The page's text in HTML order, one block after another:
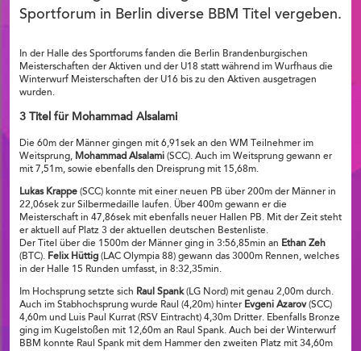
Sportforum in Berlin diverse BBM Titel vergeben.
In der Halle des Sportforums fanden die Berlin Brandenburgischen
Meisterschaften der Aktiven und der U18 statt während im Wurfhaus die
Winterwurf Meisterschaften der U16 bis zu den Aktiven ausgetragen
wurden.
3 Titel für Mohammad Alsalami
Die 60m der Männer gingen mit 6,91sek an den WM Teilnehmer im
Weitsprung, Mohammad Alsalami (SCC). Auch im Weitsprung gewann er
mit 7,51m, sowie ebenfalls den Dreisprung mit 15,68m.
Lukas Krappe (SCC) konnte mit einer neuen PB über 200m der Männer in
22,06sek zur Silbermedaille laufen. Über 400m gewann er die
Meisterschaft in 47,86sek mit ebenfalls neuer Hallen PB. Mit der Zeit steht
er aktuell auf Platz 3 der aktuellen deutschen Bestenliste.
Der Titel über die 1500m der Männer ging in 3:56,85min an Ethan Zeh
(BTC). Felix Hüttig (LAC Olympia 88) gewann das 3000m Rennen, welches
in der Halle 15 Runden umfasst, in 8:32,35min.
Im Hochsprung setzte sich Raul Spank(LG Nord) mit genau 2,00m durch.
Auch im Stabhochsprung wurde Raul (4,20m) hinter Evgeni Azarov(SCC)
4,60m und Luis Paul Kurrat (RSV Eintracht) 4,30m Dritter. Ebenfalls Bronze
ging im Kugelstoßen mit 12,60m an Raul Spank. Auch bei der Winterwurf
BBM konnte Raul Spank mit dem Hammer den zweiten Platz mit 34,60m